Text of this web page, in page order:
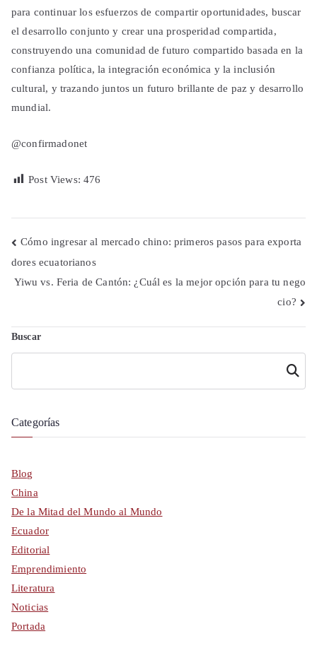
para continuar los esfuerzos de compartir oportunidades, buscar
el desarrollo conjunto y crear una prosperidad compartida,
construyendo una comunidad de futuro compartido basada en la
confianza política, la integración económica y la inclusión
cultural, y trazando juntos un futuro brillante de paz y desarrollo
mundial.
@confirmadonet
Post Views: 476
Navegación
de
Cómo ingresar al mercado chino: primeros pasos para exporta
dores ecuatorianos
Yiwu vs. Feria de Cantón: ¿Cuál es la mejor opción para tu nego
cio?
Buscar
Buscar
Categorías
Blog
China
De la Mitad del Mundo al Mundo
Ecuador
Editorial
Emprendimiento
Literatura
Noticias
Portada